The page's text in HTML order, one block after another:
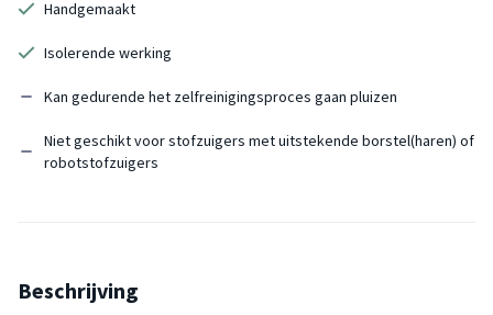
Handgemaakt
Isolerende werking
Kan gedurende het zelfreinigingsproces gaan pluizen
Niet geschikt voor stofzuigers met uitstekende borstel(haren) of
robotstofzuigers
Beschrijving